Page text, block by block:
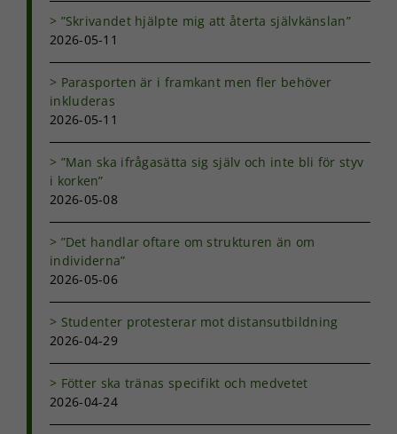
”Skrivandet hjälpte mig att återta självkänslan”
2026-05-11
Parasporten är i framkant men fler behöver
inkluderas
2026-05-11
”Man ska ifrågasätta sig själv och inte bli för styv
i korken”
2026-05-08
”Det handlar oftare om strukturen än om
individerna”
2026-05-06
Studenter protesterar mot distansutbildning
2026-04-29
Fötter ska tränas specifikt och medvetet
2026-04-24
Nödvändiga
Dessa kakor
välja bort. De
behövs för
För att vi ska
kunna
uppbyggnad,
hur
hemsidan